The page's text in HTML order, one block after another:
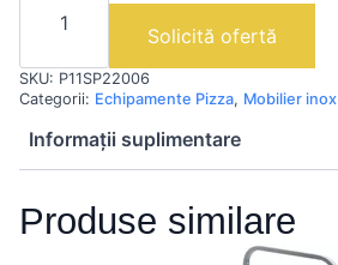
OVEN
9
2016
Solicită ofertă
SKU: P11SP22006
Categorii: Echipamente Pizza, Mobilier inox
Informații suplimentare
Produse similare